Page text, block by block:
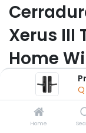
Q
Home
Xerus III
Home
- 5 Modos de
Tarjeta IC, PIN,
- Doble
- Bloqueo por